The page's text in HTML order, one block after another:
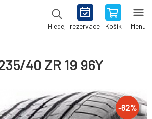
Hledej rezervace Košík Menu
40 ZR 19 96Y
-62%